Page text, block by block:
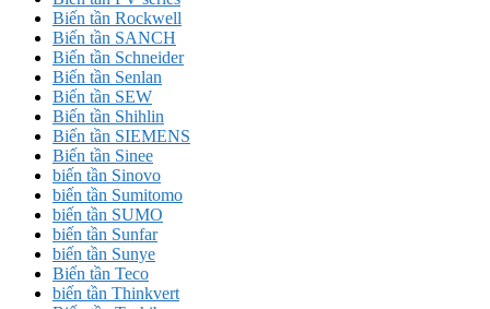
Biến tần Rockwell
Biến tần SANCH
Biến tần Schneider
Biến tần Senlan
Biến tần SEW
Biến tần Shihlin
Biến tần SIEMENS
Biến tần Sinee
biến tần Sinovo
biến tần Sumitomo
biến tần SUMO
biến tần Sunfar
biến tần Sunye
Biến tần Teco
biến tần Thinkvert